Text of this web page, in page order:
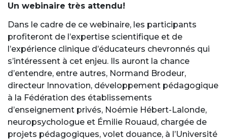
Un webinaire très attendu!
Dans le cadre de ce webinaire, les participants
profiteront de l’expertise scientifique et de
l’expérience clinique d’éducateurs chevronnés qui
s’intéressent à cet enjeu. Ils auront la chance
d’entendre, entre autres, Normand Brodeur,
directeur Innovation, développement pédagogique
à la Fédération des établissements
d’enseignement privés, Noémie Hébert-Lalonde,
neuropsychologue et Émilie Rouaud, chargée de
projets pédagogiques, volet douance, à l’Université